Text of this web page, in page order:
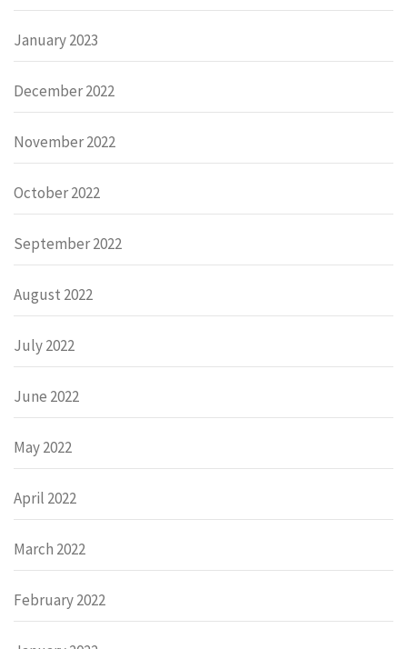
January 2023
December 2022
November 2022
October 2022
September 2022
August 2022
July 2022
June 2022
May 2022
April 2022
March 2022
February 2022